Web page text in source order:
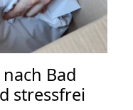
Bad
stressfrei